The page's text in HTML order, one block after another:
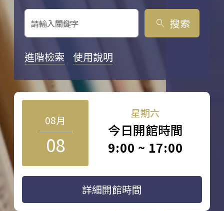
search 搜索
進階檢索 使用說明
08月
08
星期六
今日開館時間
9:00 ~ 17:00
詳細開館時間